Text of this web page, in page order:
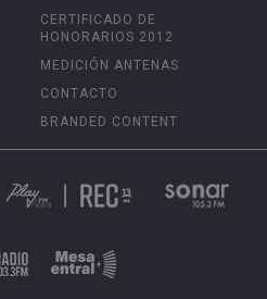
CERTIFICADO DE
HONORARIOS 2012
MEDICIÓN ANTENAS
CONTACTO
BRANDED CONTENT